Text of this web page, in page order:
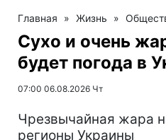
Главная » Жизнь »
Сухо и очень
будет погода в
07:00 06.08.2026 Чт
Чрезвычайная жара
регионы Украины